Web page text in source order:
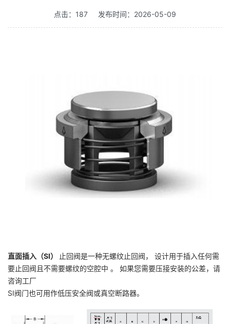
点击：187 发布时间：2026-05-09
直面插入（SI）
止回阀是一种无螺纹止回阀， 设计用于插入任何需
要止回阀且不需要螺纹的空腔中 。 如果您需要压接安装的公差，请
咨询工厂
SI阀门也可用作低压安全阀或真空断路器。